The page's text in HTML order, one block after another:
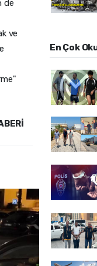
de
ve
En Çok